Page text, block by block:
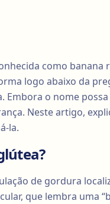
como
logo abaixo da
Embora o nome
Neste artigo,
la.
de gordura
que lembra uma